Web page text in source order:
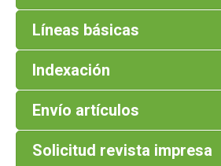
Líneas básicas
Indexación
Envío artículos
Solicitud revista impresa